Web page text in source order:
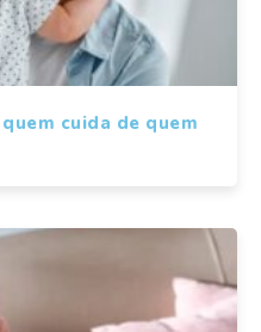
cuida de quem